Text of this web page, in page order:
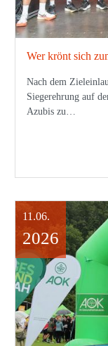
Nach dem
Siegerehrung auf
Azubis zu…
11.06.
2026